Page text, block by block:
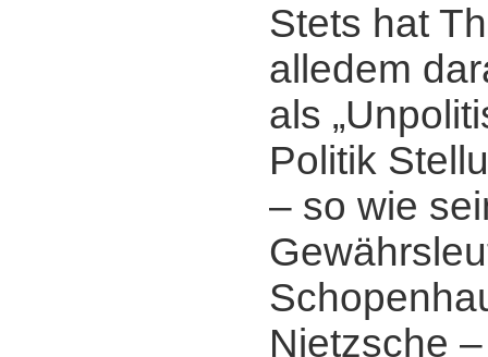
Stets hat
alledem
als
Politik
‒ so wie
Nietzsche